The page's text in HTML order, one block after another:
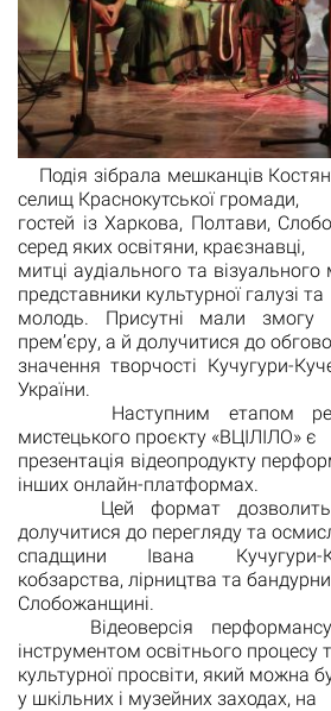
Подія зібрала мешканців
селищ Краснокутської громади,
гостей із Харкова, Полтави,
серед яких освітяни, краєзнавці,
митці аудіального та
представники культурної галузі та
молодь. Присутні мали
прем’єру, а й долучитися до
значення творчості Кучугури-
України.
Наступним етапом
мистецького проєкту «ВЦІЛІЛО» є
презентація відеопродукту
інших онлайн-платформах.
Цей формат дозволить
долучитися до перегляду та
спадщини Івана Кучугури-
кобзарства, лірництва та
Слобожанщині.
Відеоверсія перформансу
інструментом освітнього процесу
культурної просвіти, який можна
у шкільних і музейних заходах, на